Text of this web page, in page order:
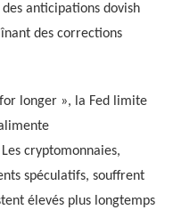
anticipations dovish
des corrections
longer », la Fed limite
cryptomonnaies,
spéculatifs, souffrent
élevés plus longtemps